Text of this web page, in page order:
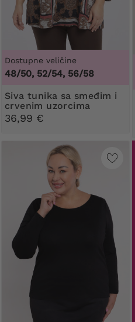
Dostupne veličine
48/50, 52/54, 56/58
Siva tunika sa smeđim i
crvenim uzorcima
36,99 €
44/46, 48/50,